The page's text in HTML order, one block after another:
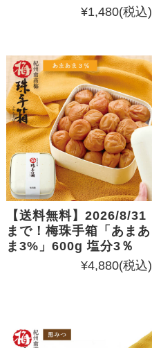
¥1,480(税込)
【送料無料】2026/8/31
まで！梅珠手箱「あまあ
ま3%」600g 塩分3％
¥4,880(税込)